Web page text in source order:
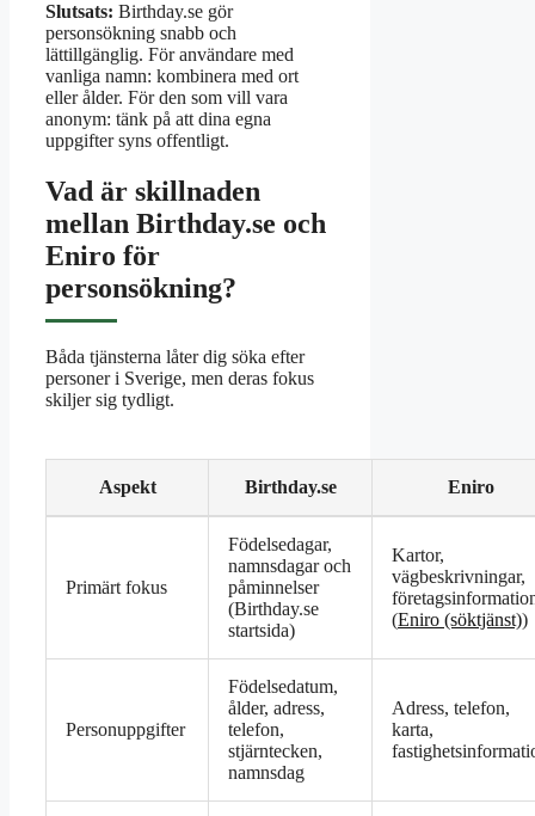
Slutsats: Birthday.se gör
personsökning snabb och
lättillgänglig. För användare med
vanliga namn: kombinera med ort
eller ålder. För den som vill vara
anonym: tänk på att dina egna
uppgifter syns offentligt.
Vad är skillnaden
mellan Birthday.se och
Eniro för
personsökning?
Båda tjänsterna låter dig söka efter
personer i Sverige, men deras fokus
skiljer sig tydligt.
Eniro
Aspekt Birthday.se Eniro
Primärt fokus
Födelsedagar,
namnsdagar och
påminnelser
(Birthday.se
startsida)
Kartor,
vägbeskrivningar,
(Eniro (söktjänst))
Personuppgifter
Födelsedatum,
ålder, adress,
telefon,
stjärntecken,
namnsdag
Adress, telefon,
karta,